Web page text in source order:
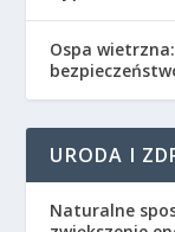
Ospa
URODA I
Naturalne